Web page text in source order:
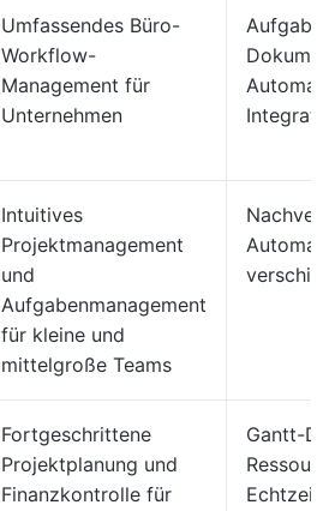
Umfassendes Büro-
Workflow-
Management für
Unternehmen
Intuitives
Projektmanagement
und
Aufgabenmanagement
für kleine und
mittelgroße Teams
Fortgeschrittene
Projektplanung und
Finanzkontrolle für
Gantt-
Echtzeit-